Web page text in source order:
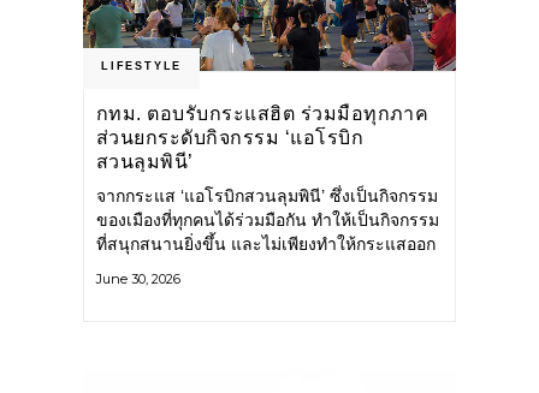
LIFESTYLE
กทม. ตอบรับกระแสฮิต ร่วมมือทุกภาค
ส่วนยกระดับกิจกรรม ‘แอโรบิก
สวนลุมพินี’
จากกระแส ‘แอโรบิกสวนลุมพินี’ ซึ่งเป็นกิจกรรม
ของเมืองที่ทุกคนได้ร่วมมือกัน ทำให้เป็นกิจกรรม
ที่สนุกสนานยิ่งขึ้น และไม่เพียงทำให้กระแสออก
กระจายไปยังหลายพื้นที่ของประเทศที่อยากออก
June 30, 2026